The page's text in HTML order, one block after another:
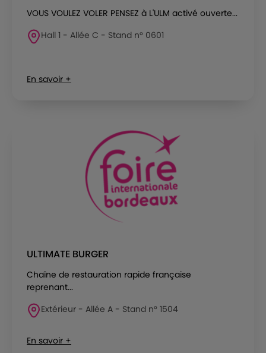
VOUS VOULEZ VOLER PENSEZ à L'ULM activé ouverte...
Hall 1 - Allée C - Stand n° 0601
En savoir +
ULTIMATE BURGER
Chaîne de restauration rapide française
reprenant...
Extérieur - Allée A - Stand n° 1504
En savoir +